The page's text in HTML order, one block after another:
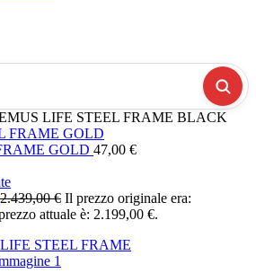
LIFE STEEL FRAME BLACK
GOLD 47,00 €
2.439,00€ Il prezzo originale era:
attuale è: 2.199,00 €.